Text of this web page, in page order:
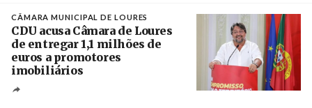
CÂMARA MUNICIPAL DE LOURES
CDU acusa Câmara de Loures
de entregar 1,1 milhões de
euros a promotores
imobiliários